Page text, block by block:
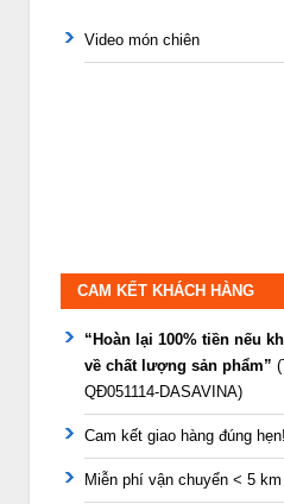
Video món chiên
CAM KẾT KHÁCH HÀNG
“Hoàn lại 100% tiền nếu
về chất lượng sản phẩm”
QĐ051114-DASAVINA)
Cam kết giao hàng đúng hẹn!
Miễn phí vận chuyển < 5 km